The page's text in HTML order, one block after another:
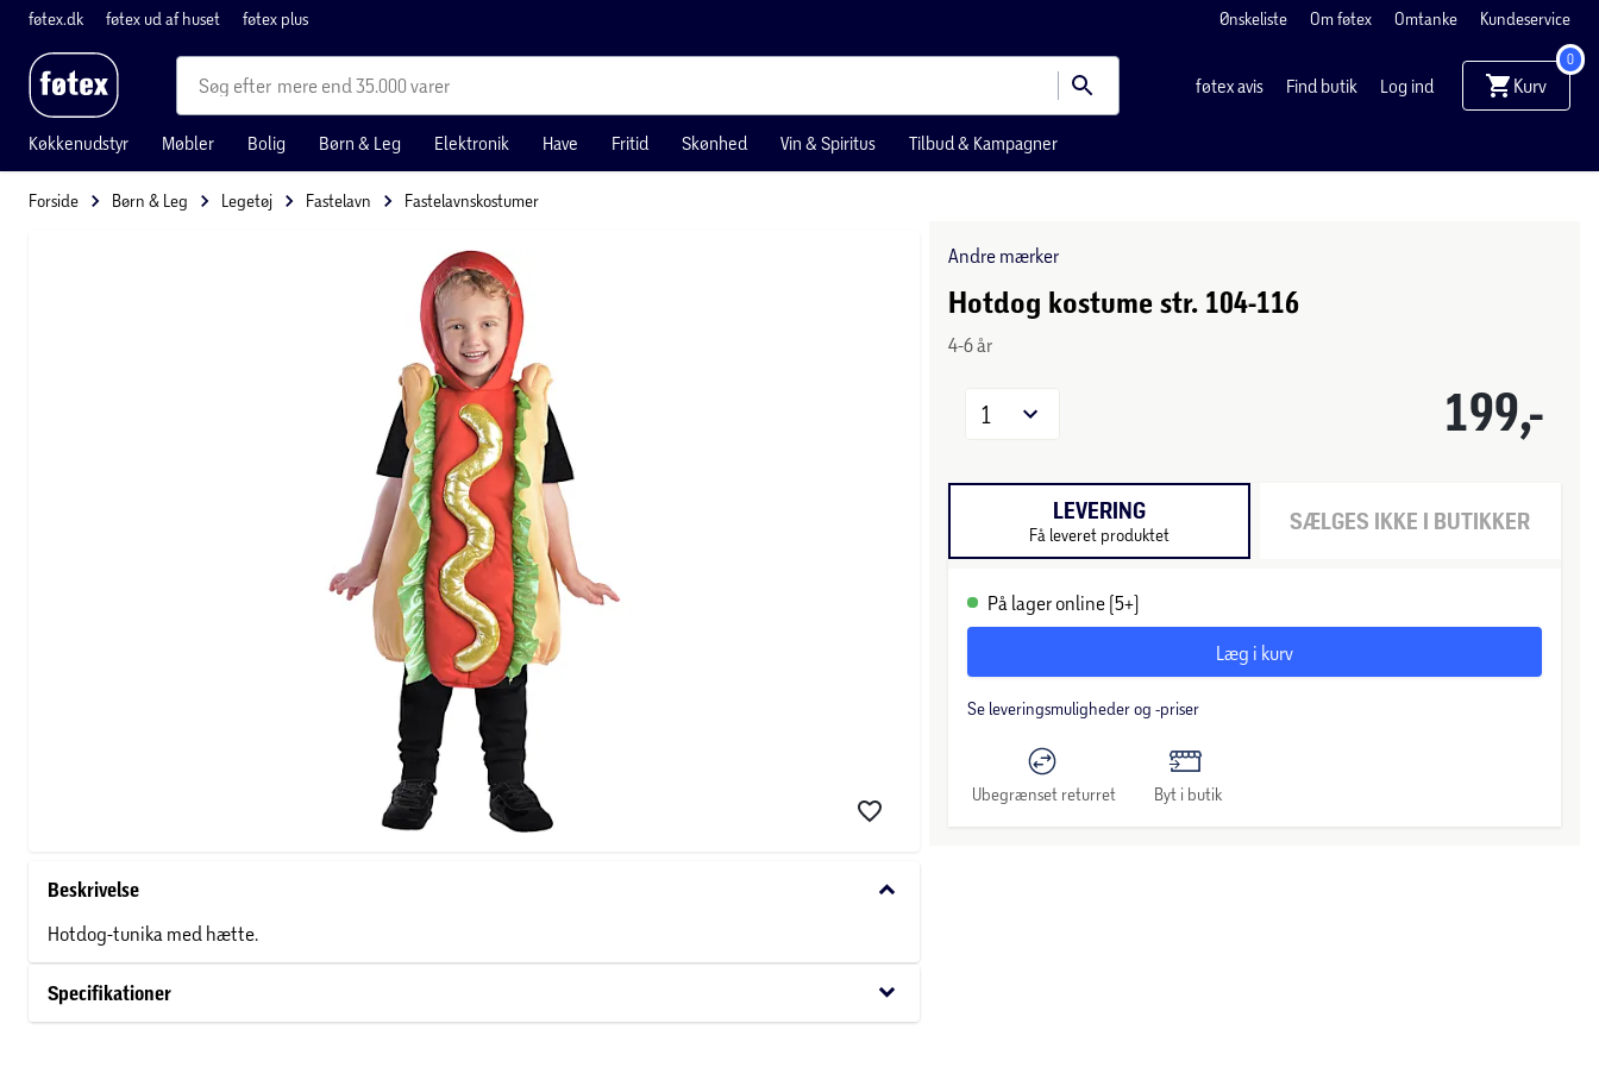
føtex.dk føtex ud af huset føtex plus Ønskeliste Om føtex Omtanke Kundeservice
mere end 35.000 varer føtex avis Find butik Log ind Kurv
0
Køkkenudstyr Møbler Bolig Børn & Leg Elektronik Have Fritid Skønhed Vin & Spiritus Tilbud & Kampagner
Forside Børn & Leg Legetøj Fastelavn Fastelavnskostumer
Beskrivelse keyboard_arrow_down
Hotdog-tunika med hætte.
Specifikationer keyboard_arrow_down
Andre mærker
Hotdog kostume str. 104-116
4-6 år
199,-
1
LEVERING
Få leveret produktet SÆLGES IKKE I BUTIKKER
På lager online (5+)
Læg i kurv
Se leveringsmuligheder og -priser
Ubegrænset returret Byt i butik